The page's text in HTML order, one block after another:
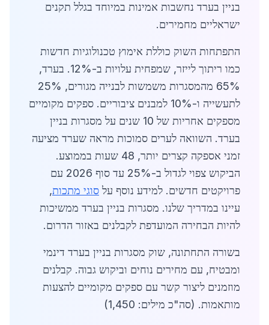
בניין בערד נחשבות אמינות במיוחד בגלל תקנים
ישראליים מחמירים.
התפתחות השוק כוללת אימוץ טכנולוגיות חדשות
כמו ריתוך לייזר, שמפחית עלויות ב-12%. בערד,
65% מהמסגרות משמשות לבנייה מגורים, 25%
לתעשייה ו-10% למבנים ציבוריים. ספקים מקומיים
מספקים אחריות של 10 שנים על מסגרות בניין
בערד. השוואה לערים סמוכות מראה שערד מציעה
זמני אספקה קצרים יותר, 48 שעות בממוצע.
הביקוש צפוי לגדול ב-25% עד סוף 2026 עם
פרויקטים חדשים. למידע נוסף על סוגי מתכות,
עיינו במדריך שלנו. מסגרות בניין בערד ממשיכות
להיות הבחירה המועדפת לקבלנים באזור הדרום.
בשורה התחתונה, שוק מסגרות בניין בערד דינמי
ומבטיח, עם מחירים נוחים וביקוש גבוה. קבלנים
מוזמנים ליצור קשר עם ספקים מקומיים להצעות
מותאמות. (סה"כ מילים: 1,450)